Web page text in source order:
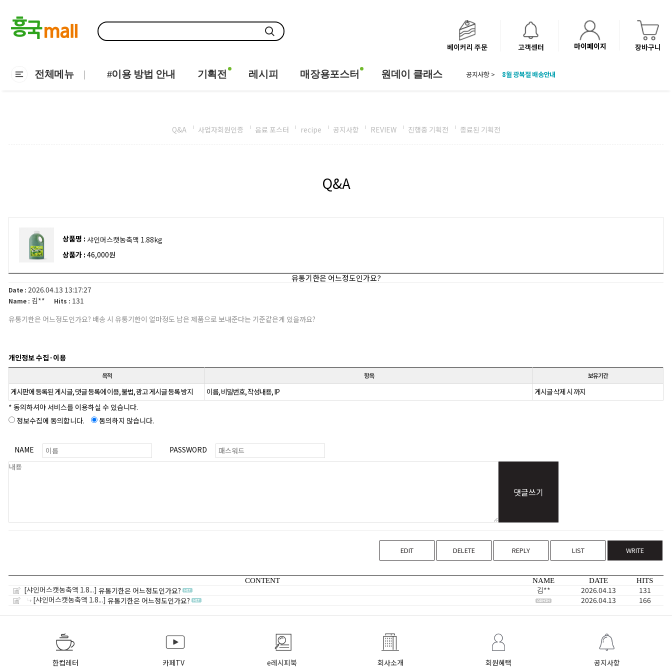
베이커리 주문 고객센터 마이페이지 장바구니
전체메뉴 #이용 방법 안내 기획전 레시피 매장용포스터 원데이 클래스 공지사항 >
8월 광복절 배송안내
Q&A 사업자회원인증 음료 포스터 recipe 공지사항 REVIEW 진행중 기획전 종료된 기획전
Q&A
상품명 : 샤인머스캣농축액 1.88kg
상품가 : 46,000원
유통기한은 어느정도인가요?
Date : 2026.04.13 13:17:27
Name : 김** Hits : 131
유통기한은 어느정도인가요? 배송 시 유통기한이 얼마정도 남은 제품으로 보내준다는 기준같은게 있을까요?
개인정보 수집·이용
목적 항목 보유기간
게시판에 등록된 게시글, 댓글 등록에 이용, 불법, 광고 게시글 등록 방지 이름, 비밀번호, 작성내용, IP
게시글 삭제 시 까지
* 동의하셔야 서비스를 이용하실 수 있습니다.
정보수집에 동의합니다.
동의하지 않습니다.
NAME PASSWORD
댓글쓰기
EDIT DELETE REPLY LIST WRITE
CONTENT NAME DATE HITS
[샤인머스캣농축액 1.8...] 유통기한은 어느정도인가요? 김** 2026.04.13
131
[샤인머스캣농축액 1.8...] 유통기한은 어느정도인가요? 2026.04.13 166
한컵레터 카페TV e레시피북 회사소개 회원혜택 공지사항